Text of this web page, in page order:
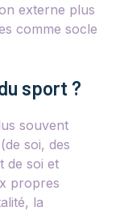
externe plus
comme socle
sport ?
souvent
soi, des
de soi et
propres
la